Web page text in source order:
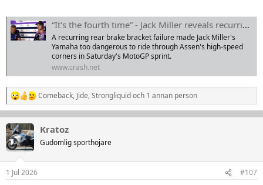
“It's the fourth time” - Jack Miller reveals recurring Yamaha MotoGP issue
A recurring rear brake bracket failure made Jack Miller's
Yamaha too dangerous to ride through Assen's high-speed
corners in Saturday's MotoGP sprint.
www.crash.net
R
e
a
k
t
i
n
e
Comeback, Jide,Strongliquidoch 1 annan person
Kratoz
Gudomlig sporthojare
1 Jul 2026 #107